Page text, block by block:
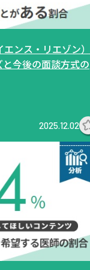
ンス・リエゾン）
今後の面談方式の
2025.12.02